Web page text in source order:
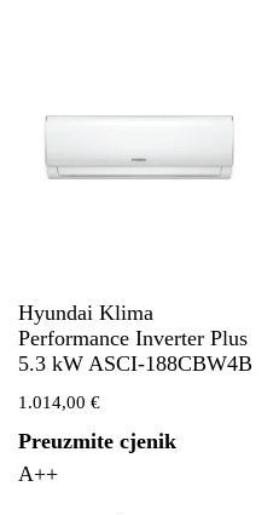
Hyundai Klima
Performance Inverter Plus
5.3 kW ASCI-188CBW4B
1.014,00 €
Preuzmite cjenik
A++